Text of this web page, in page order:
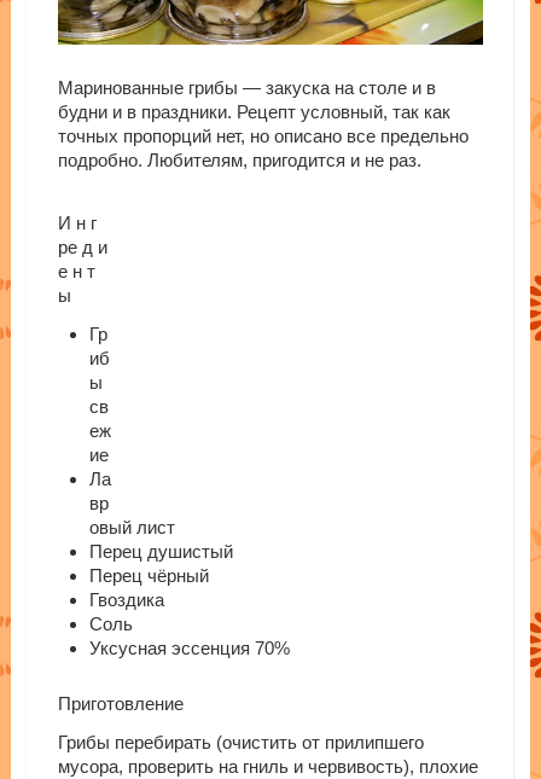
Маринованные грибы — закуска на столе и в
будни и в праздники. Рецепт условный, так как
точных пропорций нет, но описано все предельно
подробно. Любителям, пригодится и не раз.
И н г
ре д и
е н т
ы
Гр
иб
ы
св
еж
ие
Ла
вр
овый лист
Перец душистый
Перец чёрный
Гвоздика
Соль
Уксусная эссенция 70%
Приготовление
Грибы перебирать (очистить от прилипшего
мусора, проверить на гниль и червивость), плохие